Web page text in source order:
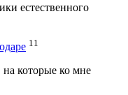
естественного
11
которые ко мне